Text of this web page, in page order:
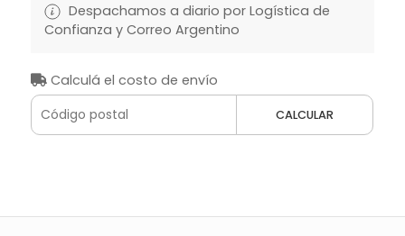
Despachamos a diario por Logística de
Confianza y Correo Argentino
Calculá el costo de envío
CALCULAR